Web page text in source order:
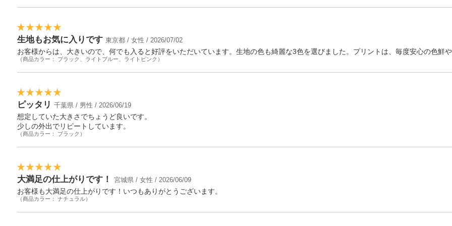
生地もお気に入りです 東京都 / 女性 / 2026/07/02
お客様からは、大きいので、何でも入ると好評をいただいています。生地の色も綺麗な3色を選びました。プリントは、毎度安心の色鮮
（商品カラー： ブラック、ライトブルー、ライトピンク）
ピッタリ 千葉県 / 男性 / 2026/06/19
想定していた大きさでちょうど良いです。
少しの外出でリピートしています。
（商品カラー： ブラック）
大満足の仕上がりです！ 宮城県 / 女性 / 2026/06/09
お客様も大満足の仕上がりです！いつもありがとうございます。
（商品カラー： ナチュラル）